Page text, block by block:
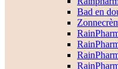
Bad en